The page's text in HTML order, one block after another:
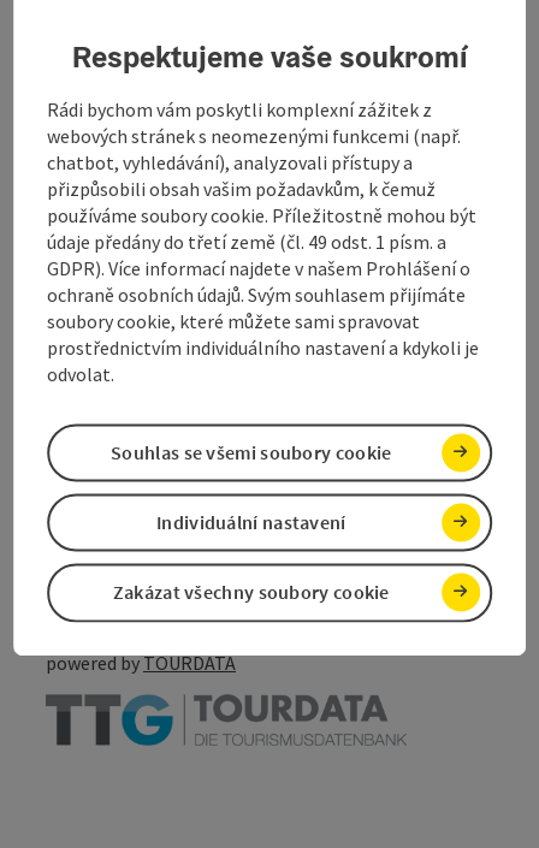
Vybavení
Způsobilost
Bezbariérovost
Objevte více
přejít na poznámky
Vytvořit PDF
Vytisknout
příspěvek
V okolí
powered byTOURDATA
Respektujeme vaše soukromí
Rádi bychom vám poskytli komplexní zážitek z
webových stránek s neomezenými funkcemi (např.
chatbot, vyhledávání), analyzovali přístupy a
přizpůsobili obsah vašim požadavkům, k čemuž
používáme soubory cookie. Příležitostně mohou být
údaje předány do třetí země (čl. 49 odst. 1 písm. a
GDPR). Více informací najdete v našem Prohlášení o
ochraně osobních údajů. Svým souhlasem přijímáte
soubory cookie, které můžete sami spravovat
prostřednictvím individuálního nastavení a kdykoli je
odvolat.
Zakázat všechny soubory cookie
Individuální nastavení
Souhlas se všemi soubory cookie